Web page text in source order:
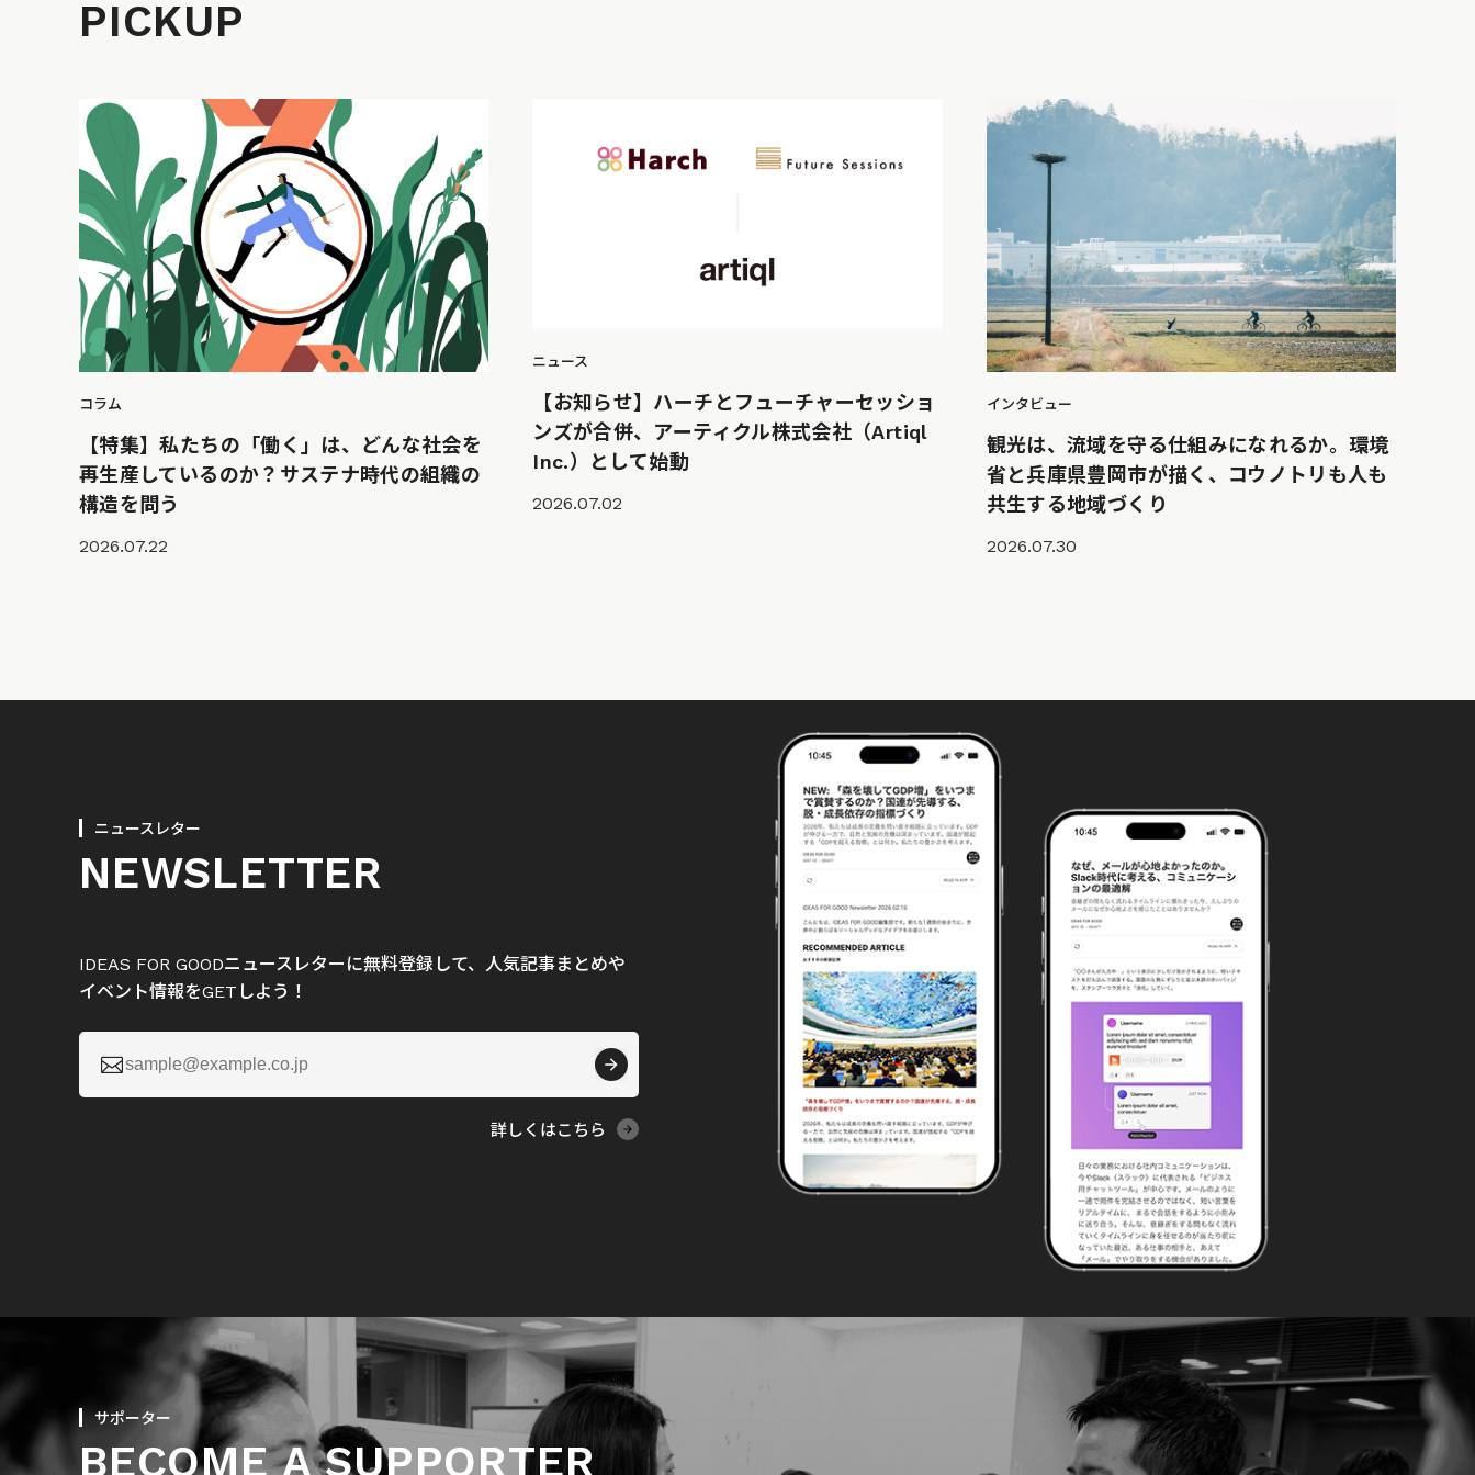
PICKUP
コラム
【特集】私たちの「働く」は、どんな社会を
再生産しているのか？サステナ時代の組織の
構造を問う
2026.07.22
ニュース
【お知らせ】ハーチとフューチャーセッショ
ンズが合併、アーティクル株式会社（Artiql
Inc.）として始動
2026.07.02
インタビュー
観光は、流域を守る仕組みになれるか。環境
省と兵庫県豊岡市が描く、コウノトリも人も
共生する地域づくり
2026.07.30
ニュースレター
NEWSLETTER
IDEAS FOR GOODニュースレターに無料登録して、人気記事まとめや
イベント情報をGETしよう！

詳しくはこちら
サポーター
BECOME A SUPPORTER